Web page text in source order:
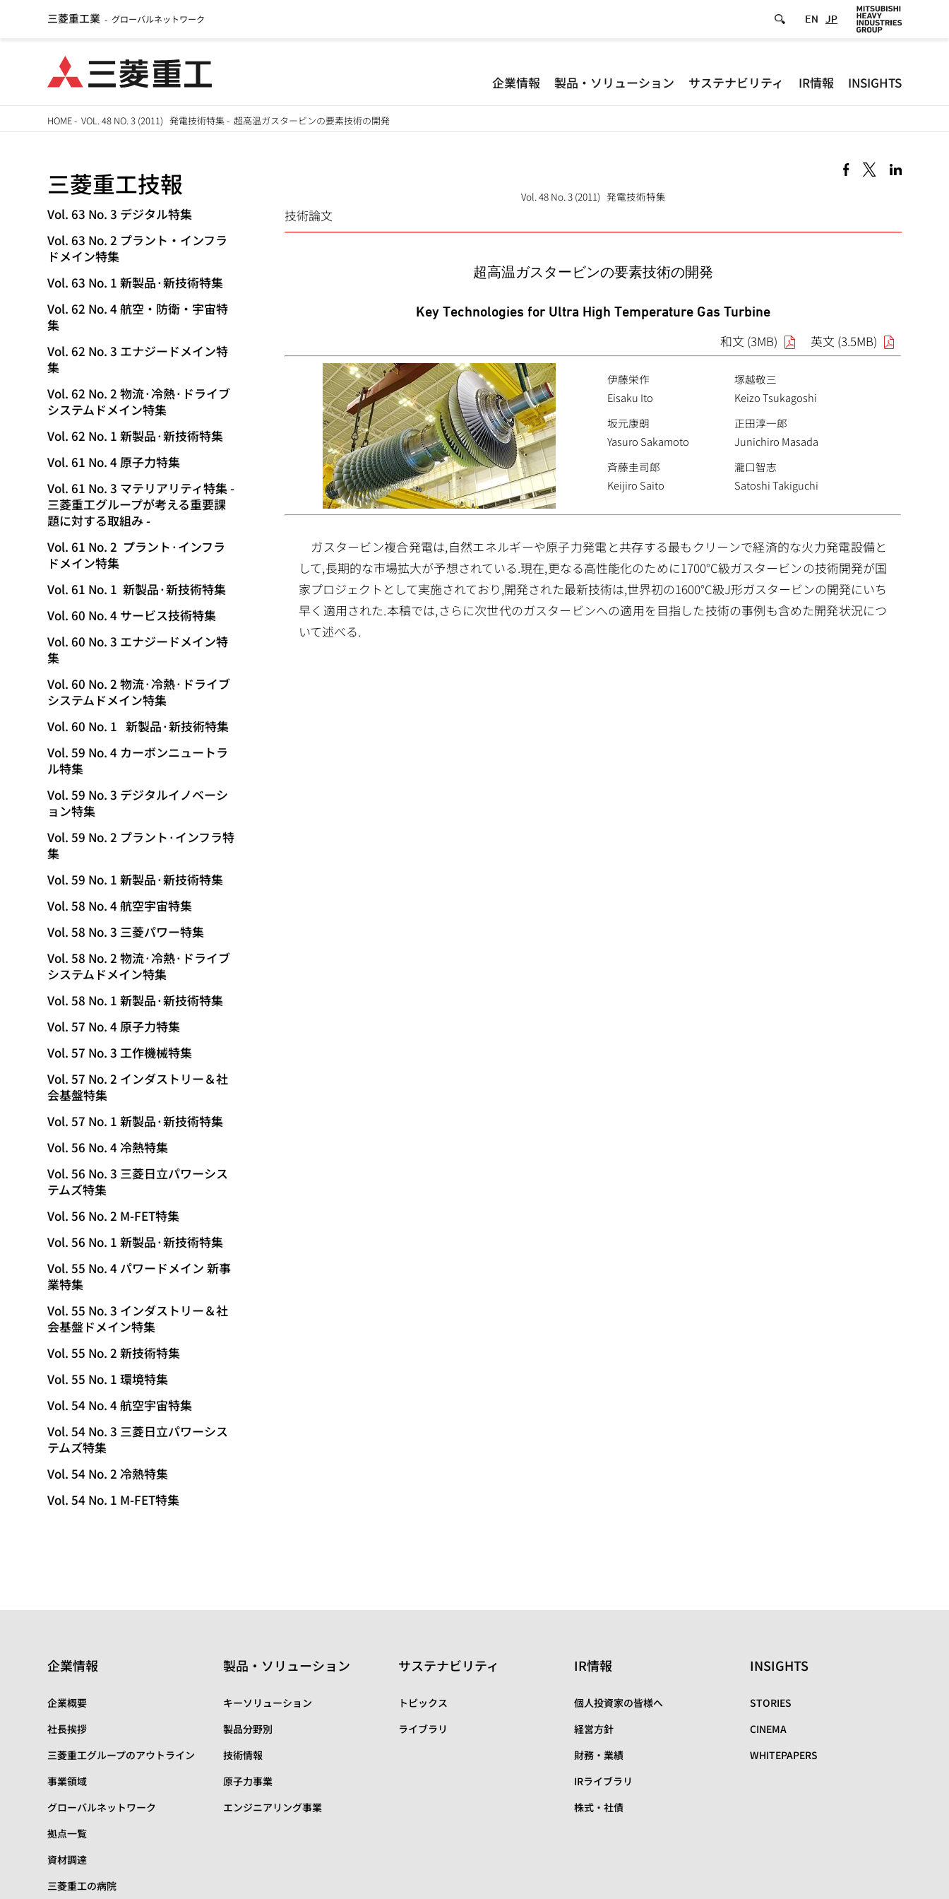
イ
三菱重工業 - グローバルネットワーク EN JP
-
企業情報 製品・ソリューション サステナビリティ IR情報 INSIGHTS
HOME-VOL. 48 NO. 3 (2011) 発電技術特集-超高温ガスタービンの要素技術の開発
Vol. 48 No. 3 (2011) 発電技術特集
技術論文
超高温ガスタービンの要素技術の開発
Key Technologies for Ultra High Temperature Gas Turbine
和文 (3MB) 英文 (3.5MB)
伊藤栄作
Eisaku Ito
塚越敬三
Keizo Tsukagoshi
坂元康朗
Yasuro Sakamoto
正田淳一郎
Junichiro Masada
斉藤圭司郎
Keijiro Saito
瀧口智志
Satoshi Takiguchi
ガスタービン複合発電は,自然エネルギーや原子力発電と共存する最もクリーンで経済的な火力発電設備と
して,長期的な市場拡大が予想されている.現在,更なる高性能化のために1700°C級ガスタービンの技術開発が国
家プロジェクトとして実施されており,開発された最新技術は,世界初の1600°C級J形ガスタービンの開発にいち
早く適用された.本稿では,さらに次世代のガスタービンへの適用を目指した技術の事例も含めた開発状況につ
いて述べる.
三菱重工技報
TECHNICAL
REVIEW
Vol. 63 No. 3 デジタル特集
Vol. 63 No. 2 プラント・インフラ
ドメイン特集
Vol. 63 No. 1 新製品·新技術特集
Vol. 62 No. 4 航空・防衛・宇宙特
集
Vol. 62 No. 3 エナジードメイン特
集
Vol. 62 No. 2 物流·冷熱·ドライブ
システムドメイン特集
Vol. 62 No. 1 新製品·新技術特集
Vol. 61 No. 4 原子力特集
Vol. 61 No. 3 マテリアリティ特集 -
三菱重工グループが考える重要課
題に対する取組み -
Vol. 61 No. 2 プラント·インフラ
ドメイン特集
Vol. 61 No. 1 新製品·新技術特集
Vol. 60 No. 4 サービス技術特集
Vol. 60 No. 3 エナジードメイン特
集
Vol. 60 No. 2 物流·冷熱·ドライブ
システムドメイン特集
Vol. 60 No. 1 新製品·新技術特集
Vol. 59 No. 4 カーボンニュートラ
ル特集
Vol. 59 No. 3 デジタルイノベーシ
ョン特集
Vol. 59 No. 2 プラント·インフラ特
集
Vol. 59 No. 1 新製品·新技術特集
Vol. 58 No. 4 航空宇宙特集
Vol. 58 No. 3 三菱パワー特集
Vol. 58 No. 2 物流·冷熱·ドライブ
システムドメイン特集
Vol. 58 No. 1 新製品·新技術特集
Vol. 57 No. 4 原子力特集
Vol. 57 No. 3 工作機械特集
Vol. 57 No. 2 インダストリー＆社
会基盤特集
Vol. 57 No. 1 新製品·新技術特集
Vol. 56 No. 4 冷熱特集
Vol. 56 No. 3 三菱日立パワーシス
テムズ特集
Vol. 56 No. 2 M-FET特集
Vol. 56 No. 1 新製品·新技術特集
Vol. 55 No. 4 パワードメイン 新事
業特集
Vol. 55 No. 3 インダストリー＆社
会基盤ドメイン特集
Vol. 55 No. 2 新技術特集
Vol. 55 No. 1 環境特集
Vol. 54 No. 4 航空宇宙特集
Vol. 54 No. 3 三菱日立パワーシス
テムズ特集
Vol. 54 No. 2 冷熱特集
Vol. 54 No. 1 M-FET特集
企業情報
企業概要
社長挨拶
三菱重工グループのアウトライン
事業領域
グローバルネットワーク
拠点一覧
資材調達
三菱重工の病院
製品・ソリューション
キーソリューション
製品分野別
技術情報
原子力事業
エンジニアリング事業
サステナビリティ
トピックス
ライブラリ
IR情報
個人投資家の皆様へ
経営方針
財務・業績
IRライブラリ
株式・社債
INSIGHTS
STORIES
CINEMA
WHITEPAPERS